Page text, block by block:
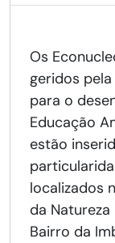
Os
geridos
para o
Educação
estão
localizados
da
Bairro da